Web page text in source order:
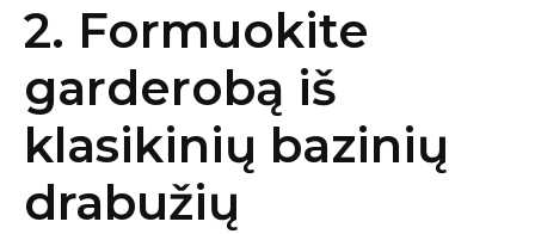
2. Formuokite
garderobą iš
klasikinių bazinių
drabužių